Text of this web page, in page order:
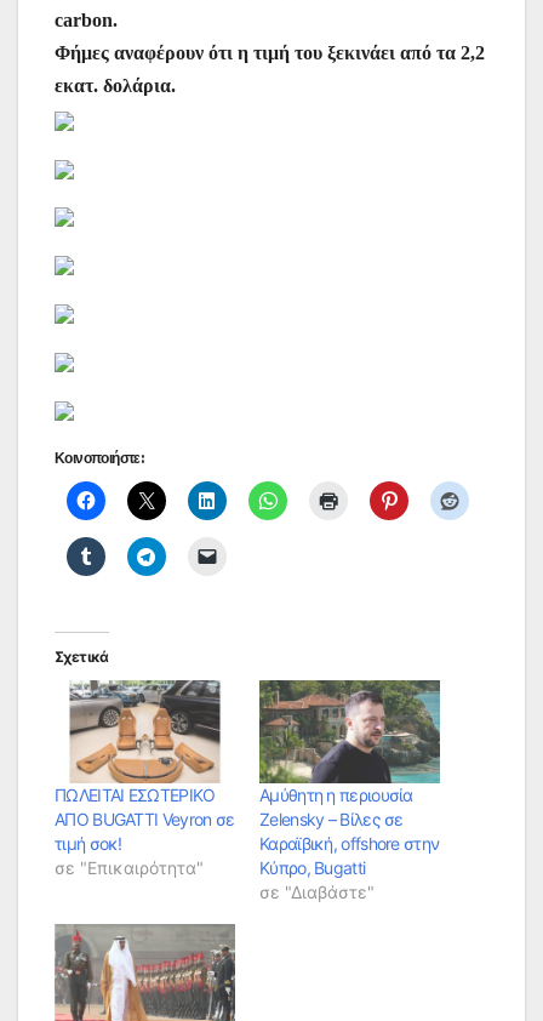
carbon.
Φήμες αναφέρουν ότι η τιμή του ξεκινάει από τα 2,2
εκατ. δολάρια.
Κοινοποιήστε:
Σχετικά
ΠΩΛΕΙΤΑΙ ΕΣΩΤΕΡΙΚΟ
ΑΠΟ BUGATTI Veyron σε
τιμή σοκ!
σε "Επικαιρότητα"
Αμύθητη η περιουσία
Zelensky – Βίλες σε
Καραϊβική, offshore στην
Κύπρο, Bugatti
σε "Διαβάστε"